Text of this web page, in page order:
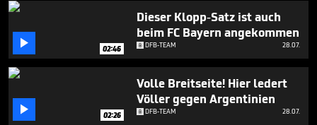
 02:46
Dieser Klopp-Satz ist auch
beim FC Bayern angekommen
DFB-TEAM 28.07.
 02:26
Volle Breitseite! Hier ledert
Völler gegen Argentinien
DFB-TEAM 28.07.